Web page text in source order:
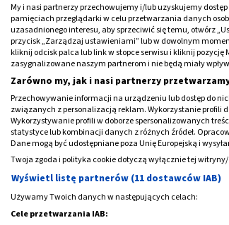
Złamania złożone:
- złamania w kształcie
- złamania tylnej kolumny
- złamania poprzeczne z
- złamania poprzedniej
- złamania obu kolumn.
Powikłania w przypadku
naczyń znajdujących się
dużo krwi. Może to
wystąpić zakrzepy, zatory
narządów układu
My i nasi partnerzy przechowujemy i/lub uzyskujemy
pamięciach przeglądarki w celu przetwarzania danych
uzasadnionego interesu, aby sprzeciwić się temu, otwórz
przycisk „Zarządzaj ustawieniami” lub w dowolnym
kliknij odcisk palca lub link w stopce serwisu i kliknij pozycję
zasygnalizowane naszym partnerom i nie będą miały
Zarówno my, jak i nasi partnerzy
Przechowywanie informacji na urządzeniu lub dostęp do
związanych z personalizacją reklam. Wykorzystanie profili
Wykorzystywanie profili w doborze spersonalizowanych
statystyce lub kombinacji danych z różnych źródeł.
Dane mogą być udostępniane poza Unię Europejską i
Twoja zgoda i polityka cookie dotyczą wyłącznie tej
Wyświetl listę partnerów (11 dostawców IAB)
Używamy Twoich danych w następujących celach:
Cele przetwarzania IAB: